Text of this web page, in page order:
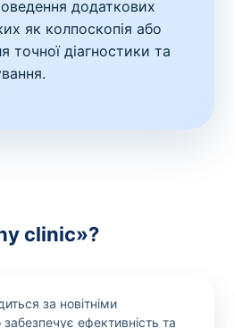
додаткових
як колпоскопія або
точної діагностики та
clinic»?
за новітніми
ефективність та